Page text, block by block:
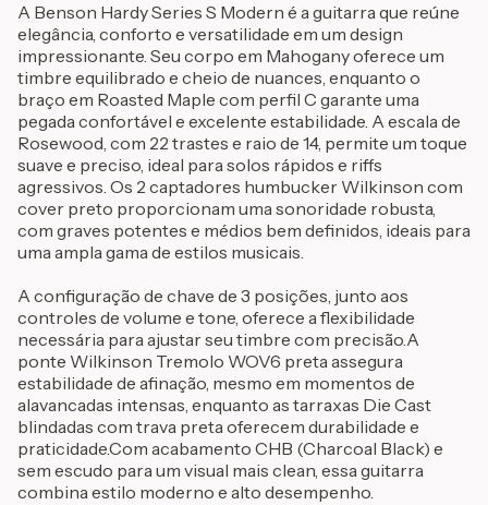
A Benson Hardy Series S Modern é a guitarra que reúne
elegância, conforto e versatilidade em um design
impressionante. Seu corpo em Mahogany oferece um
timbre equilibrado e cheio de nuances, enquanto o
braço em Roasted Maple com perfil C garante uma
pegada confortável e excelente estabilidade. A escala de
Rosewood, com 22 trastes e raio de 14, permite um toque
suave e preciso, ideal para solos rápidos e riffs
agressivos. Os 2 captadores humbucker Wilkinson com
cover preto proporcionam uma sonoridade robusta,
com graves potentes e médios bem definidos, ideais para
uma ampla gama de estilos musicais.
A configuração de chave de 3 posições, junto aos
controles de volume e tone, oferece a flexibilidade
necessária para ajustar seu timbre com precisão.A
ponte Wilkinson Tremolo WOV6 preta assegura
estabilidade de afinação, mesmo em momentos de
alavancadas intensas, enquanto as tarraxas Die Cast
blindadas com trava preta oferecem durabilidade e
praticidade.Com acabamento CHB (Charcoal Black) e
sem escudo para um visual mais clean, essa guitarra
combina estilo moderno e alto desempenho.